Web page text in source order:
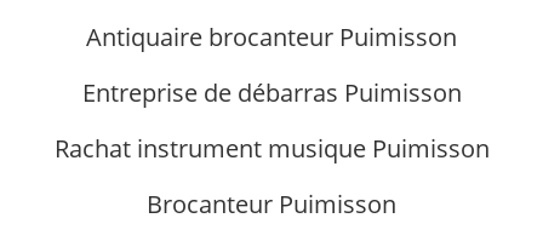
Antiquaire brocanteur Puimisson
Entreprise de débarras Puimisson
Rachat instrument musique Puimisson
Brocanteur Puimisson